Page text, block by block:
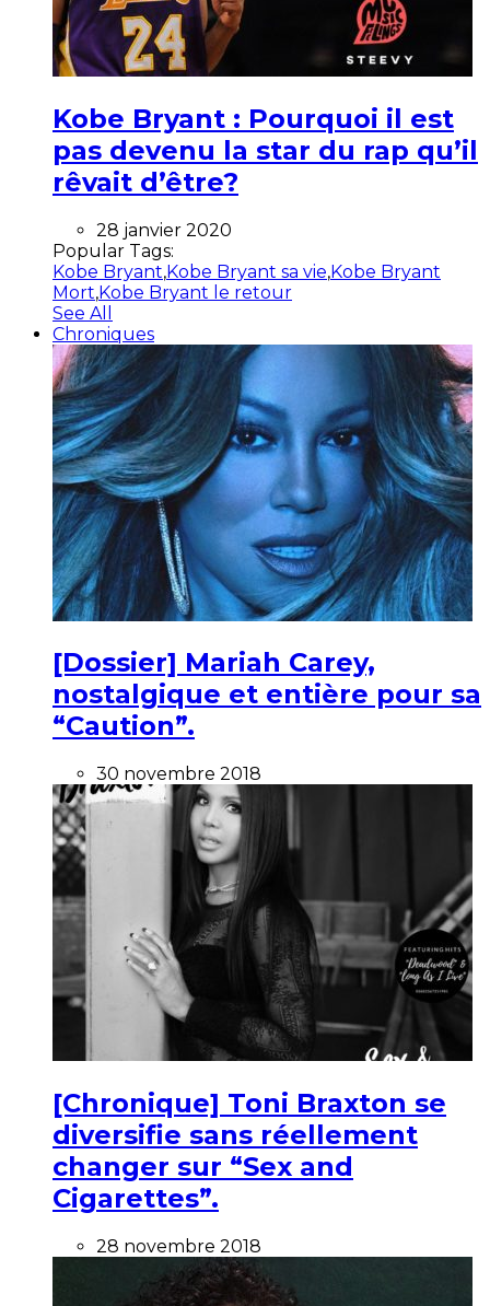
Kobe Bryant : Pourquoi il est
pas devenu la star du rap qu’il
rêvait d’être?
28 janvier 2020
Popular Tags:
Kobe Bryant,Kobe Bryant sa vie,Kobe Bryant
Mort,Kobe Bryant le retour
See All
Chroniques
[Dossier] Mariah Carey,
nostalgique et entière pour sa
“Caution”.
30 novembre 2018
[Chronique] Toni Braxton se
diversifie sans réellement
changer sur “Sex and
Cigarettes”.
28 novembre 2018